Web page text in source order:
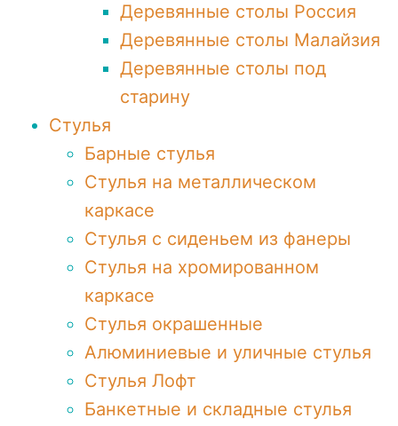
Деревянные столы Россия
Деревянные столы Малайзия
Деревянные столы под
старину
Стулья
Барные стулья
Стулья на металлическом
каркасе
Стулья с сиденьем из фанеры
Стулья на хромированном
каркасе
Стулья окрашенные
Алюминиевые и уличные стулья
Стулья Лофт
Банкетные и складные стулья